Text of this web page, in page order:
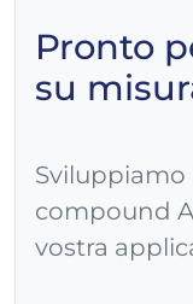
Pronto
su
Sviluppiamo
compound
vostra